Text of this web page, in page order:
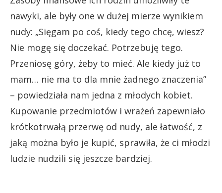
nawyki, ale były one w dużej mierze wynikiem
nudy: „Sięgam po coś, kiedy tego chcę, wiesz?
Nie mogę się doczekać. Potrzebuję tego.
Przeniosę góry, żeby to mieć. Ale kiedy już to
mam… nie ma to dla mnie żadnego znaczenia”
– powiedziała nam jedna z młodych kobiet.
Kupowanie przedmiotów i wrażeń zapewniało
krótkotrwałą przerwę od nudy, ale łatwość, z
jaką można było je kupić, sprawiła, że ci młodzi
ludzie nudzili się jeszcze bardziej.